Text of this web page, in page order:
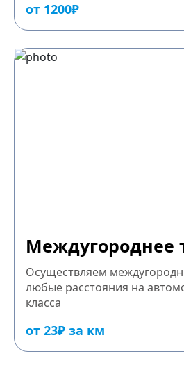
от 1200₽
Междугороднее
Осуществляем
любые расстояния на
класса
от 23₽ за км